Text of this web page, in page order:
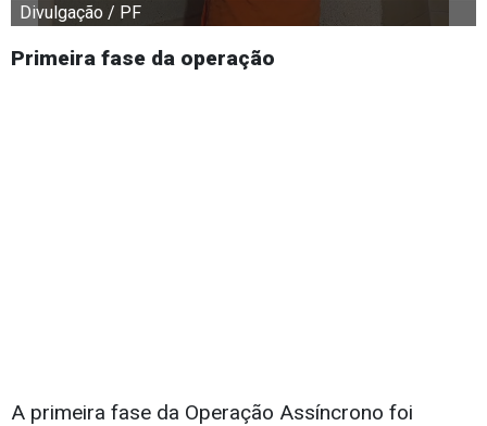
Divulgação / PF
Primeira fase da operação
A primeira fase da Operação Assíncrono foi